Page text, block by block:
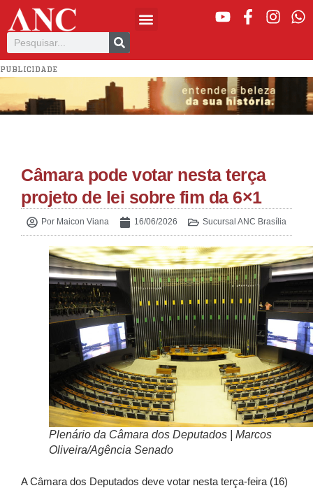
PUBLICIDADE
Câmara pode votar nesta terça
projeto de lei sobre fim da 6×1
Por Maicon Viana 16/06/2026 Sucursal ANC Brasília
Plenário da Câmara dos Deputados | Marcos
Oliveira/Agência Senado
A Câmara dos Deputados deve votar nesta terça-feira (16)